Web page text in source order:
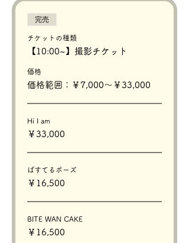
完売
チケットの種類
【10:00~】撮影チケット
価格
価格範囲：￥7,000〜￥33,000
Hi I am
￥33,000
ぱすてるポーズ
￥16,500
BITE WAN CAKE
￥16,500